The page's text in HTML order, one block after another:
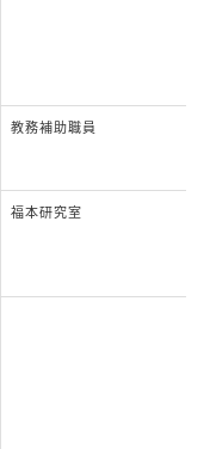
教務補助職員
福本研究室